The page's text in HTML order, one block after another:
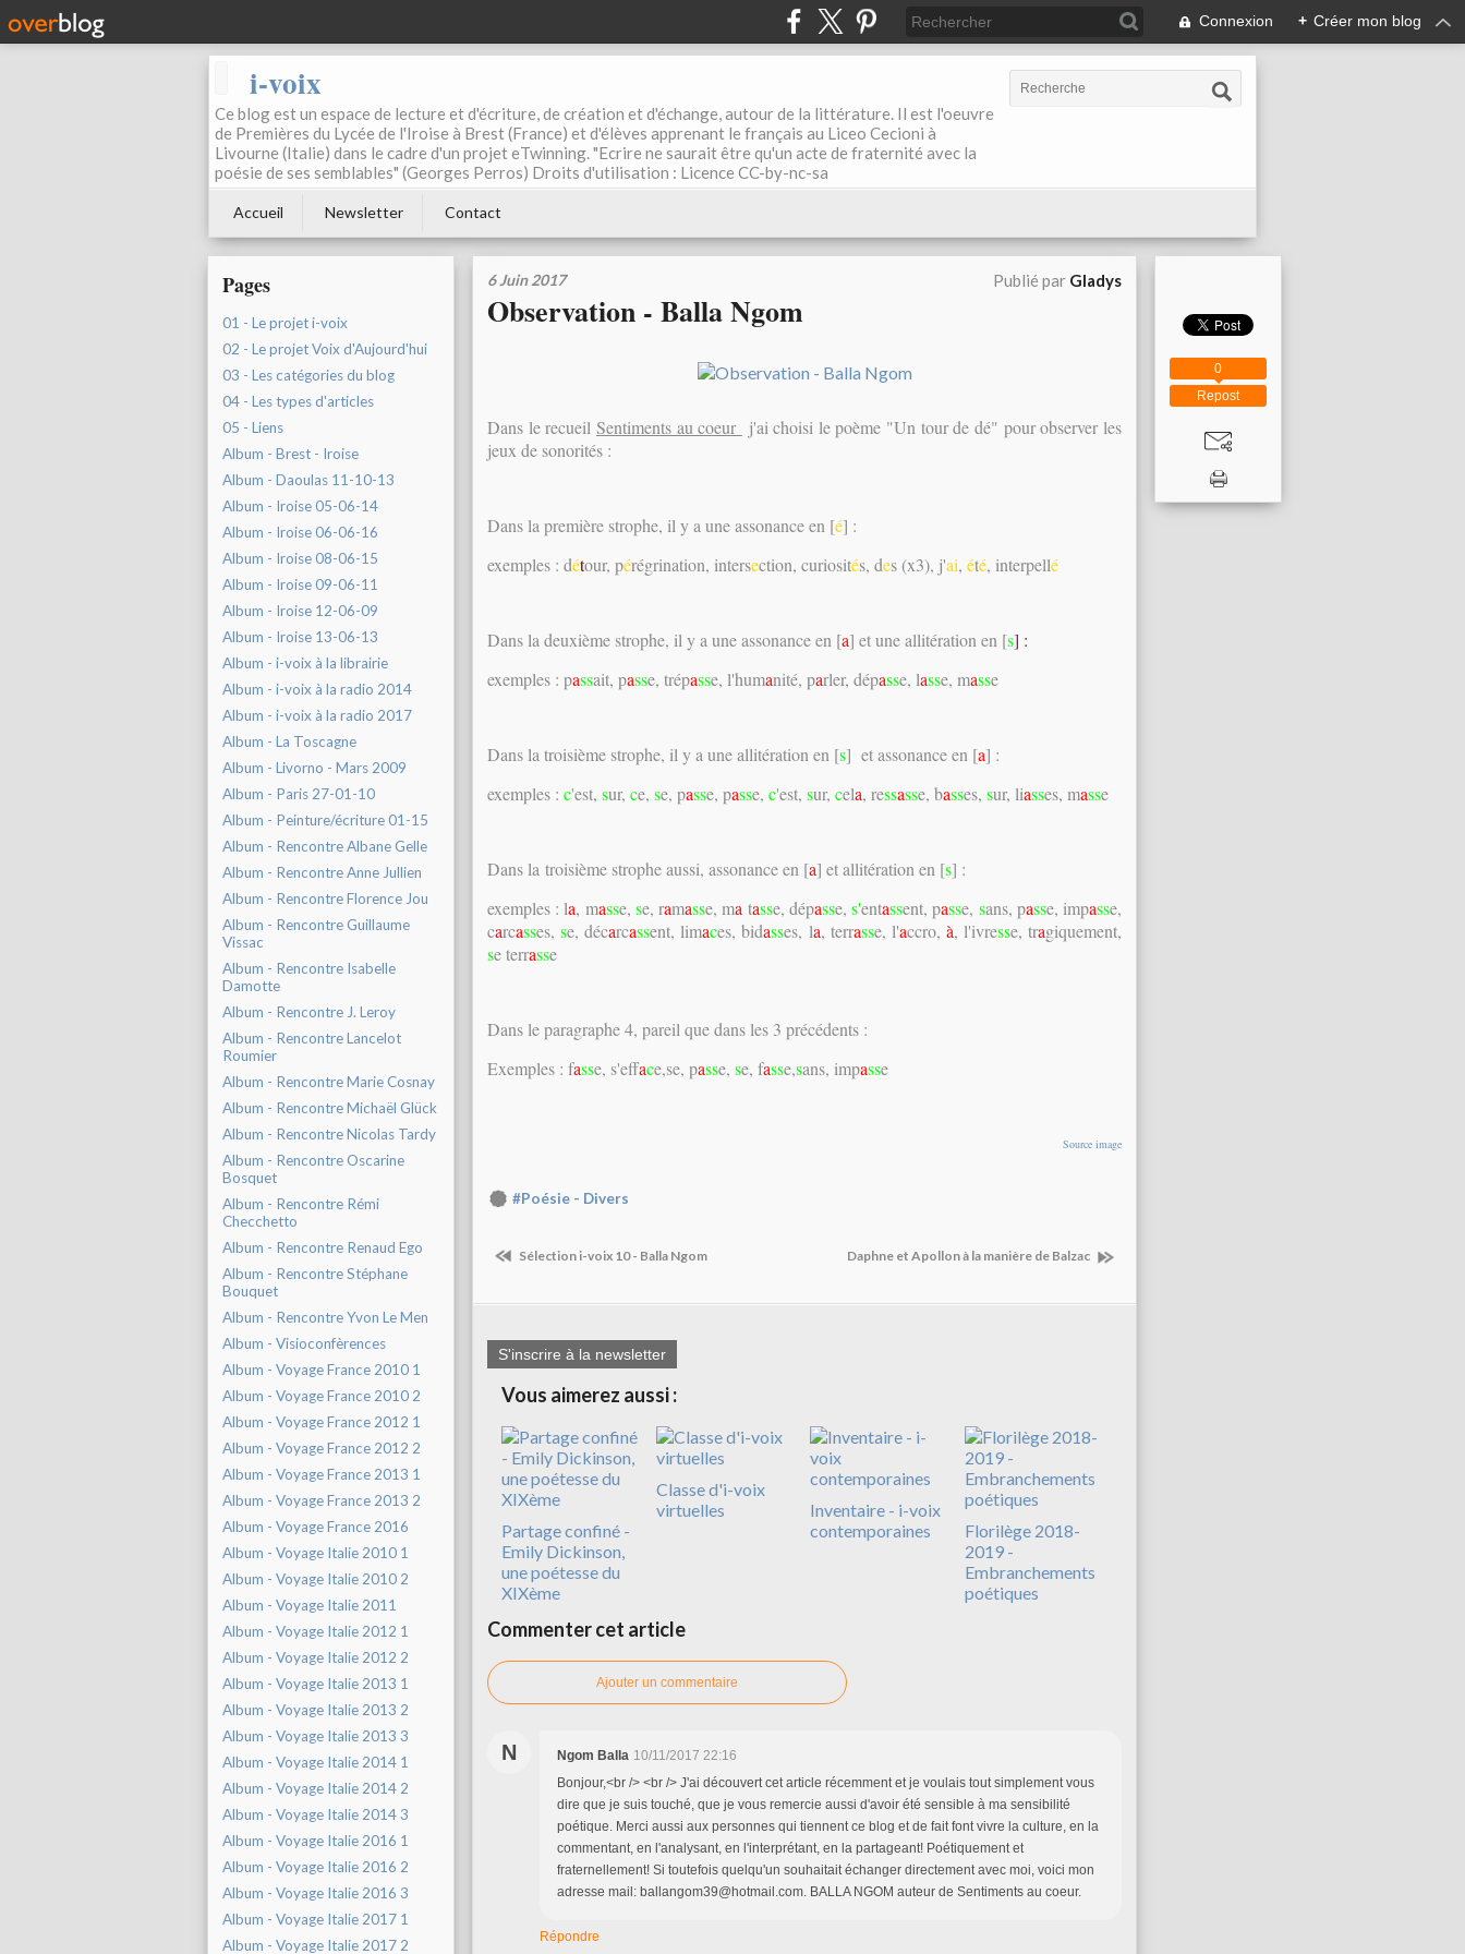
Connexion + Créer mon blog
i-voix
Ce blog est un espace de lecture et d'écriture, de création et d'échange, autour de la littérature. Il est l'oeuvre
de Premières du Lycée de l'Iroise à Brest (France) et d'élèves apprenant le français au Liceo Cecioni à
Livourne (Italie) dans le cadre d'un projet eTwinning. "Ecrire ne saurait être qu'un acte de fraternité avec la
poésie de ses semblables" (Georges Perros) Droits d'utilisation : Licence CC-by-nc-sa
Accueil Newsletter Contact
Pages
01 - Le projet i-voix
02 - Le projet Voix d'Aujourd'hui
03 - Les catégories du blog
04 - Les types d'articles
05 - Liens
Album - Brest - Iroise
Album - Daoulas 11-10-13
Album - Iroise 05-06-14
Album - Iroise 06-06-16
Album - Iroise 08-06-15
Album - Iroise 09-06-11
Album - Iroise 12-06-09
Album - Iroise 13-06-13
Album - i-voix à la librairie
Album - i-voix à la radio 2014
Album - i-voix à la radio 2017
Album - La Toscagne
Album - Livorno - Mars 2009
Album - Paris 27-01-10
Album - Peinture/écriture 01-15
Album - Rencontre Albane Gelle
Album - Rencontre Anne Jullien
Album - Rencontre Florence Jou
Album - Rencontre Guillaume
Vissac
Album - Rencontre Isabelle
Damotte
Album - Rencontre J. Leroy
Album - Rencontre Lancelot
Roumier
Album - Rencontre Marie Cosnay
Album - Rencontre Michaël Glück
Album - Rencontre Nicolas Tardy
Album - Rencontre Oscarine
Bosquet
Album - Rencontre Rémi
Checchetto
Album - Rencontre Renaud Ego
Album - Rencontre Stéphane
Bouquet
Album - Rencontre Yvon Le Men
Album - Visioconfèrences
Album - Voyage France 2010 1
Album - Voyage France 2010 2
Album - Voyage France 2012 1
Album - Voyage France 2012 2
Album - Voyage France 2013 1
Album - Voyage France 2013 2
Album - Voyage France 2016
Album - Voyage Italie 2010 1
Album - Voyage Italie 2010 2
Album - Voyage Italie 2011
Album - Voyage Italie 2012 1
Album - Voyage Italie 2012 2
Album - Voyage Italie 2013 1
Album - Voyage Italie 2013 2
Album - Voyage Italie 2013 3
Album - Voyage Italie 2014 1
Album - Voyage Italie 2014 2
Album - Voyage Italie 2014 3
Album - Voyage Italie 2016 1
Album - Voyage Italie 2016 2
Album - Voyage Italie 2016 3
Album - Voyage Italie 2017 1
Album - Voyage Italie 2017 2
6 Juin 2017 Publié par Gladys
Observation - Balla Ngom
Dans le recueil Sentiments au coeur
j'ai choisi le poème "Un tour de dé" pour observer les
jeux de sonorités :
Dans la première strophe, il y a une assonance en [é] :
exemples : détour, pérégrination, intersection, curiosités, des (x3), j'ai, été, interpellé
Dans la deuxième strophe, il y a une assonance en [a] et une allitération en [s] :
exemples : passait, passe, trépasse, l'humanité, parler, dépasse, lasse, masse
Dans la troisième strophe, il y a une allitération en [s] et assonance en [a] :
exemples : c'est, sur, ce, se, passe, passe, c'est, sur, cela, ressasse, basses, sur, liasses, masse
Dans la troisième strophe aussi, assonance en [a] et allitération en [s] :
exemples : la, masse, se, ramasse, ma tasse, dépasse,s'entassent, passe, sans, passe, impasse,
carcasses,se, décarcassent, limaces, bidasses, la, terrasse, l'accro, à, l'ivresse, tragiquement,
se terrasse
Dans le paragraphe 4, pareil que dans les 3 précédents :
Exemples : fasse, s'efface,se, passe, se, fasse,sans, impasse
Source image
#Poésie - Divers
Sélection i-voix 10 - Balla Ngom Daphne et Apollon à la manière de Balzac
S'inscrire à la newsletter
Vous aimerez aussi :
Partage confiné -
Emily Dickinson,
une poétesse du
XIXème
Classe d'i-voix
virtuelles
Inventaire - i-voix
contemporaines
Florilège 2018-
2019 -
Embranchements
poétiques
Commenter cet article
Ajouter un commentaire
N Ngom Balla 10/11/2017 22:16
Bonjour,<br /> <br /> J'ai découvert cet article récemment et je voulais tout simplement vous
dire que je suis touché, que je vous remercie aussi d'avoir été sensible à ma sensibilité
poétique. Merci aussi aux personnes qui tiennent ce blog et de fait font vivre la culture, en la
commentant, en l'analysant, en l'interprétant, en la partageant! Poétiquement et
fraternellement! Si toutefois quelqu'un souhaitait échanger directement avec moi, voici mon
adresse mail: ballangom39@hotmail.com. BALLA NGOM auteur de Sentiments au coeur.
Répondre
Repost
0